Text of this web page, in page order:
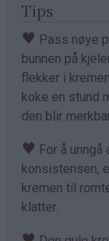
Tips
♥ Pass nøye
bunnen på
flekker i
koke en stund
den blir
♥ For å
konsistensen,
kremen til
klatter.